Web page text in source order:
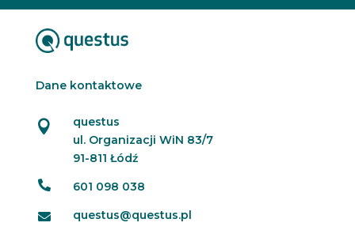
Dane kontaktowe

questus
ul. Organizacji WiN 83/7
91-811 Łódź
 601 098 038
 questus@questus.pl